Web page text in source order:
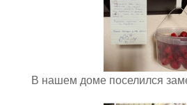
В нашем доме поселился